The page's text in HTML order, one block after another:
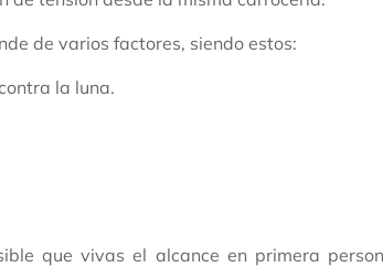
de varios factores, siendo estos:
la luna.
que vivas el alcance en primera